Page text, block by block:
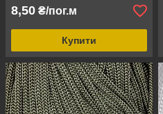
8,50 ₴/пог.м
Купити